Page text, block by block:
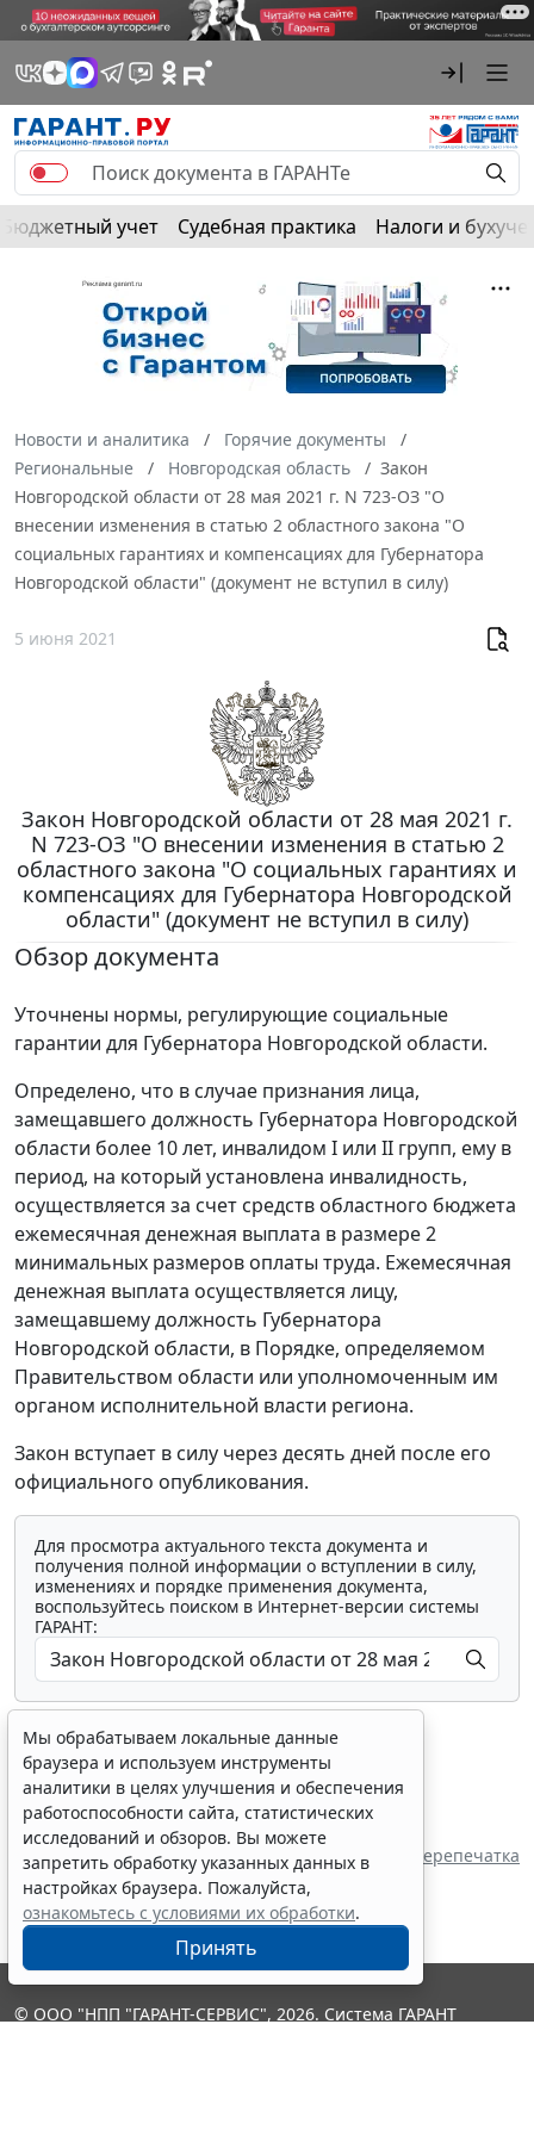
Бюджетный учет Судебная практика Налоги и
Новости и аналитика
Горячие документы
Региональные
Новгородская область
Закон
Новгородской области от 28 мая 2021 г. N 723-ОЗ "О
внесении изменения в статью 2 областного закона "О
социальных гарантиях и компенсациях для Губернатора
Новгородской области" (документ не вступил в силу)
5 июня 2021
Закон Новгородской области от 28 мая 2021 г.
N 723-ОЗ "О внесении изменения в статью 2
областного закона "О социальных гарантиях и
компенсациях для Губернатора Новгородской
области" (документ не вступил в силу)
Обзор документа
Уточнены нормы, регулирующие социальные
гарантии для Губернатора Новгородской области.
Определено, что в случае признания лица,
замещавшего должность Губернатора Новгородской
области более 10 лет, инвалидом I или II групп, ему в
период, на который установлена инвалидность,
осуществляется за счет средств областного бюджета
ежемесячная денежная выплата в размере 2
минимальных размеров оплаты труда. Ежемесячная
денежная выплата осуществляется лицу,
замещавшему должность Губернатора
Новгородской области, в Порядке, определяемом
Правительством области или уполномоченным им
органом исполнительной власти региона.
Закон вступает в силу через десять дней после его
официального опубликования.
Для просмотра актуального текста документа и
получения полной информации о вступлении в силу,
изменениях и порядке применения документа,
воспользуйтесь поиском в Интернет-версии системы
ГАРАНТ:
Показать все материалы
Источник: Новгородская областная Дума Перепечатка
Мы обрабатываем локальные данные
браузера и используем инструменты
аналитики в целях улучшения и обеспечения
работоспособности сайта, статистических
исследований и обзоров. Вы можете
запретить обработку указанных данных в
настройках браузера. Пожалуйста,
ознакомьтесь с условиями их обработки.
Принять
© ООО "НПП "ГАРАНТ-СЕРВИС", 2026. Система ГАРАНТ